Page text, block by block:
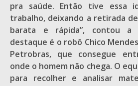
pra saúde. Então tive essa
trabalho, deixando a retirada
barata e rápida”, contou a
destaque é o robô Chico
Petrobras, que consegue
onde o homem não chega. O
para recolher e analisar